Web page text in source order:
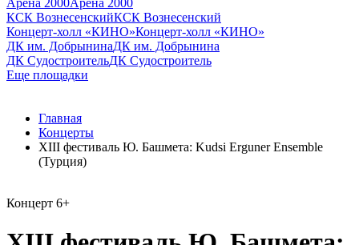
Арена 2000Арена 2000
КСК ВознесенскийКСК Вознесенский
Концерт-холл «КИНО»Концерт-холл «КИНО»
ДК им. ДобрынинаДК им. Добрынина
ДК СудостроительДК Судостроитель
Еще площадки
Главная
Концерты
XIII фестиваль Ю. Башмета: Kudsi Erguner Ensemble
(Турция)
Концерт 6+